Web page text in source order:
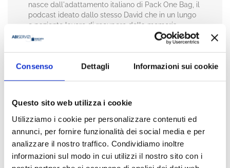
Consenso Dettagli Informazioni sui cookie
Questo sito web utilizza i cookie
Utilizziamo i cookie per personalizzare contenuti ed
annunci, per fornire funzionalità dei social media e per
analizzare il nostro traffico. Condividiamo inoltre
informazioni sul modo in cui utilizzi il nostro sito con i
nasce dall'adattamento italiano di Pack One Bag, il
podcast ideato dallo stesso David che in un lungo
e paziente lavoro di recupero della memoria
familiare ha raccolto documenti, lettere e
testimonianze per ricostruire questa epopea
aver conquistato la platea internazionale, con oltre
La serie podcast, composta da 6 episodi da circa
30 minuti ciascuno, si inserisce nel più ampio
impegno dell'ABI nella diffusione della cultura
economica e finanziaria, scegliendo però un